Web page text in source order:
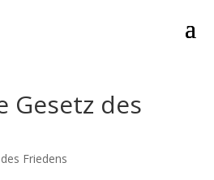
Gesetz des